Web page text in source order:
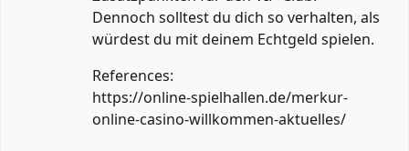
Dennoch solltest du dich so verhalten, als
würdest du mit deinem Echtgeld spielen.
References:
https://online-spielhallen.de/merkur-
online-casino-willkommen-aktuelles/